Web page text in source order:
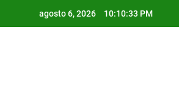
agosto 6, 2026 10:10:34 PM